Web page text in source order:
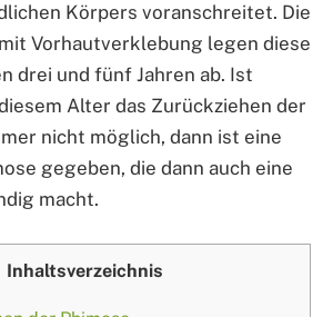
Körpers voranschreitet. Die
Vorhautverklebung legen diese
drei und fünf Jahren ab. Ist
Alter das Zurückziehen der
nicht möglich, dann ist eine
gegeben, die dann auch eine
macht.
Inhaltsverzeichnis